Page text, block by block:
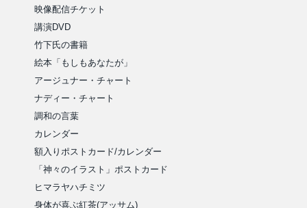
映像配信チケット
講演DVD
竹下氏の書籍
絵本「もしもあなたが」
アージュナー・チャート
ナディー・チャート
調和の言葉
カレンダー
額入りポストカード/カレンダー
「神々のイラスト」ポストカード
ヒマラヤハチミツ
身体が喜ぶ紅茶(アッサム)